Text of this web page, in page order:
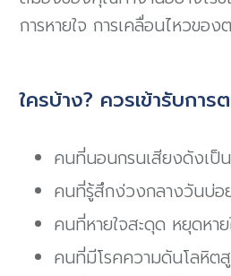
การหายใจ การเคลื่อนไหวขอ
ใครบ้าง? ควรเข้ารับกา
คนที่นอนกรนเสียงดังเป็น
คนที่รู้สึกง่วงกลางวันบ่
คนที่หายใจสะดุด หยุดหา
คนที่มีโรคความดันโลหิต